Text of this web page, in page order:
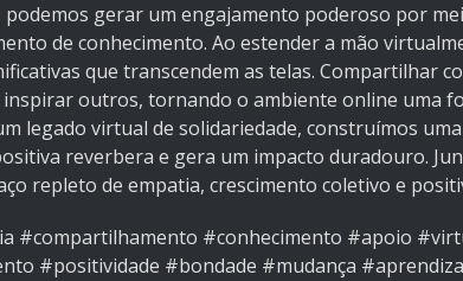
gerar um engajamento poderoso por
de conhecimento. Ao estender a mão
que transcendem as telas. Compartilhar
outros, tornando o ambiente online uma
legado virtual de solidariedade, construímos
reverbera e gera um impacto duradouro.
repleto de empatia, crescimento coletivo e
#compartilhamento #conhecimento #apoio
#positividade #bondade #mudança